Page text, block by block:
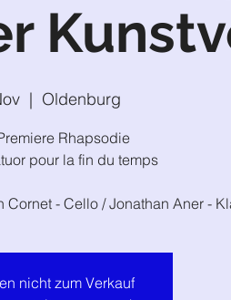
  |
Oldenburg
Rhapsodie
pour la fin du temps
Cornet - Cello / Jonathan Aner -
nicht zum Verkauf